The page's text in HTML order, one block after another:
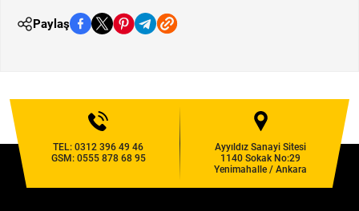
Paylaş
TEL:0312 396 49 46
GSM: 0555 878 68 95
Ayyıldız Sanayi Sitesi
1140 Sokak No:29
Yenimahalle / Ankara